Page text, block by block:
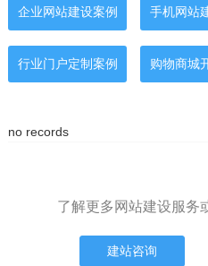
企业网站建设案例 手机网站
行业门户定制案例 购物商城
no records
了解更多网站建设服务
建站咨询